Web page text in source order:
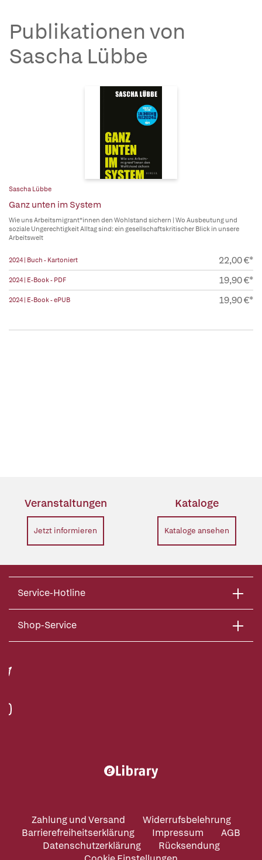
Publikationen von
Sascha Lübbe
Sascha Lübbe
Ganz unten im System
Wie uns Arbeitsmigrant*innen den Wohlstand sichern | Wo Ausbeutung und
soziale Ungerechtigkeit Alltag sind: ein gesellschaftskritischer Blick in unsere
Arbeitswelt
2024 | Buch - Kartoniert 22,00 €*
2024 | E-Book - PDF 19,90 €*
2024 | E-Book - ePUB 19,90 €*
Veranstaltungen
Jetzt informieren
Kataloge
Kataloge ansehen
Service-Hotline
Shop-Service
Zahlung und Versand
Widerrufsbelehrung
Barrierefreiheitserklärung
Impressum
AGB
Datenschutzerklärung
Rücksendung